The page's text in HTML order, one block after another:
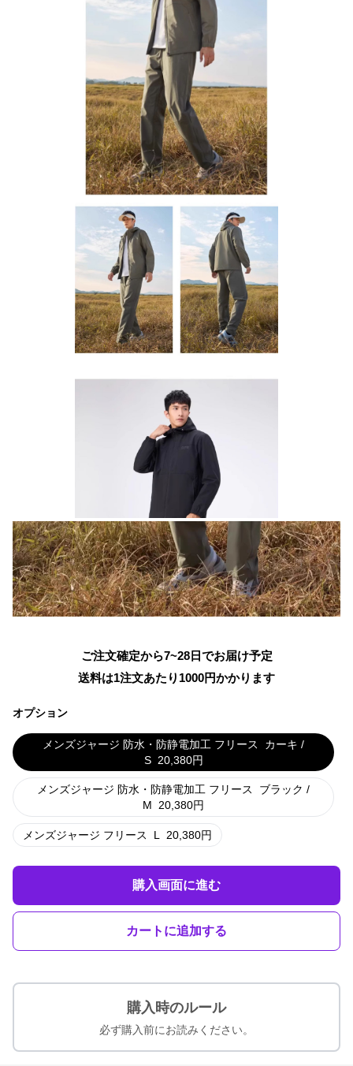
ご注文確定から7~28日でお届け予定
送料は1注文あたり 1000円かかります
オプション
メンズジャージ 防水・防静電加工 フリース
カーキ /
S 20,380円
メンズジャージ 防水・防静電加工 フリース
ブラック /
M
20,380円
メンズジャージ フリース L 20,380円
購入画面に進む
カートに追加する
購入時のルール
必ず購入前にお読みください。